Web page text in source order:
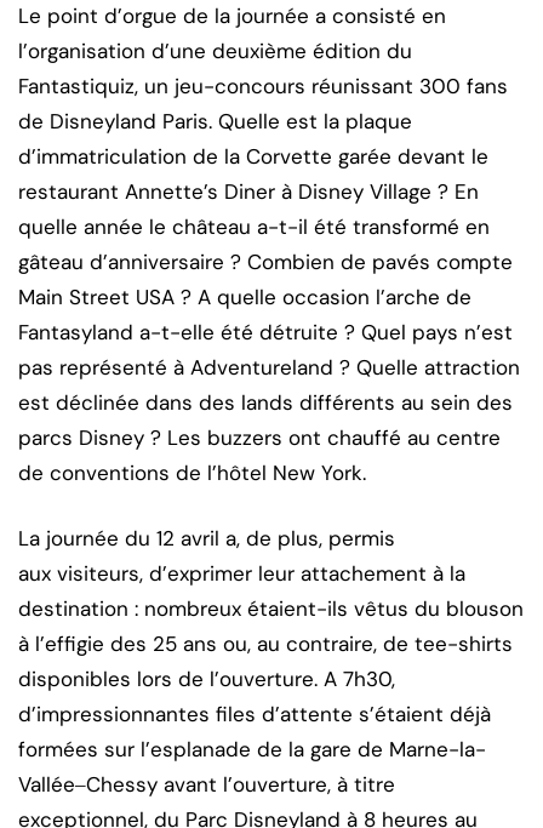
Le point d’orgue de la journée a consisté en
l’organisation d’une deuxième édition du
Fantastiquiz, un jeu-concours réunissant 300 fans
de Disneyland Paris. Quelle est la plaque
d’immatriculation de la Corvette garée devant le
restaurant Annette’s Diner à Disney Village ? En
quelle année le château a-t-il été transformé en
gâteau d’anniversaire ? Combien de pavés compte
Main Street USA ? A quelle occasion l’arche de
Fantasyland a-t-elle été détruite ? Quel pays n’est
pas représenté à Adventureland ? Quelle attraction
est déclinée dans des lands différents au sein des
parcs Disney ? Les buzzers ont chauffé au centre
de conventions de l’hôtel New York.
La journée du 12 avril a, de plus, permis
aux visiteurs, d’exprimer leur attachement à la
destination : nombreux étaient-ils vêtus du blouson
à l’effigie des 25 ans ou, au contraire, de tee-shirts
disponibles lors de l’ouverture. A 7h30,
d’impressionnantes files d’attente s’étaient déjà
formées sur l’esplanade de la gare de Marne-la-
Vallée‒Chessy avant l’ouverture, à titre
exceptionnel, du Parc Disneyland à 8 heures au